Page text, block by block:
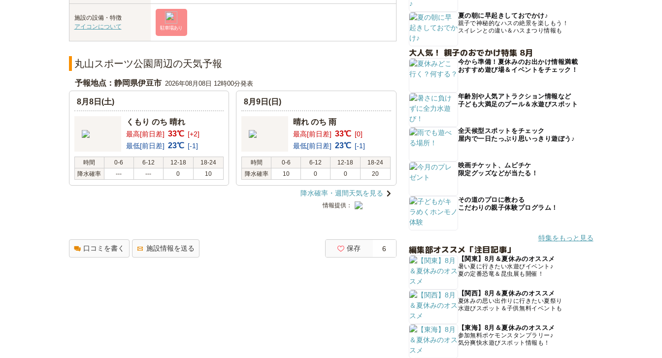
施設の設備・特徴
アイコンについて
駐車場あり
丸山スポーツ公園周辺の天気予報
予報地点：静岡県伊豆市 2026年08月08日 12時00分発表
8月8日(土)
くもり のち 晴れ
最高[前日差] 33℃ [+2]
最低[前日差] 23℃ [-1]
時間 0-6 6-12 12-18
18-24
降水確率
--- --- 0 10
8月9日(日)
晴れ のち 雨
最高[前日差] 33℃ [0]
最低[前日差] 23℃ [-1]
時間 0-6 6-12 12-18
18-24
降水確率
10 0 0 20
降水確率・週間天気を見る
情報提供：
口コミを書く 施設情報を送る 保存 6
夏の朝に早起きしておでかけ♪
親子で神秘的なハスの絶景を楽しもう！
スイレンとの違い＆ハスまつり情報も
大人気！ 親子のおでかけ特集 8月
今から準備！夏休みのお出かけ情報満載
おすすめ遊び場＆イベントをチェック！
年齢別や人気アトラクション情報など
子ども大満足のプール＆水遊びスポット
全天候型スポットをチェック
屋内で一日たっぷり思いっきり遊ぼう♪
映画チケット、ムビチケ
限定グッズなどが当たる！
その道のプロに教わる
こだわりの親子体験プログラム！
特集をもっと見る
編集部オススメ「注目記事」
【関東】8月＆夏休みのオススメ
暑い夏に行きたい水遊びイベント♪
夏の定番恐竜＆昆虫展も開催！
【関西】8月＆夏休みのオススメ
夏休みの思い出作りに行きたい夏祭り
水遊びスポット＆子供無料イベントも
【東海】8月＆夏休みのオススメ
参加無料ポケモンスタンプラリー♪
気分爽快水遊びスポット情報も！